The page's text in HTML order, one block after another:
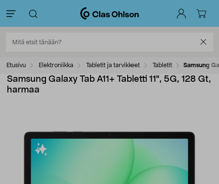
Etusivu Elektroniikka Tabletit ja tarvikkeet Tabletit Samsung
Samsung Galaxy Tab A11+ Tabletti 11", 5G, 128 Gt,
harmaa